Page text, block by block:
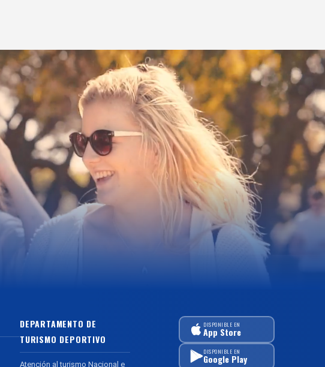
DEPARTAMENTO DE
TURISMO DEPORTIVO
Atención al turismo Nacional e
DISPONIBLE EN
App Store
DISPONIBLE EN
Google Play